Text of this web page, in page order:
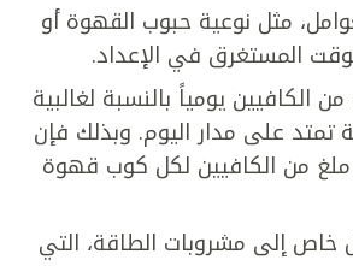
مثل نوعية حبوب القهوة أو
المستغرق في الإعداد.
أنه لا ضير في استهلاك ما يصل إلى 400 ملغ من الكافيين يومياً بالنسبة لغالبية
على مدار اليوم. وبذلك فإن
شرب ما يتراوح بين 2-4 أكواب من القهوة يومياً (بمتوسط 100 ملغ من الكافيين لكل كوب قهوة
خاص إلى مشروبات الطاقة، التي